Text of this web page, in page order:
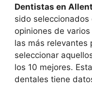
Dentistas en
sido
opiniones de
las más relevantes
seleccionar
los 10 mejores.
dentales tiene